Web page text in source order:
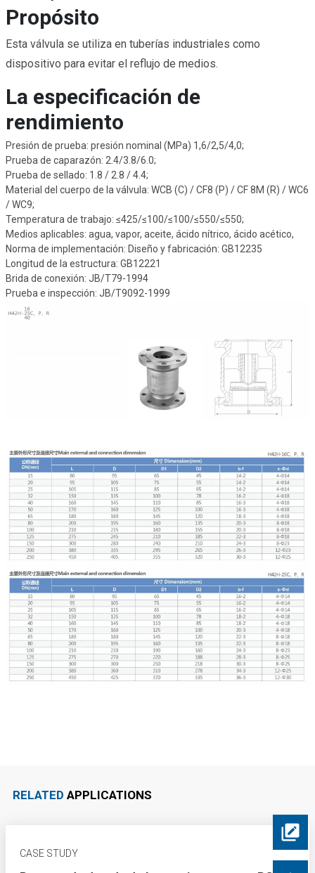
Propósito
Esta válvula se utiliza en tuberías industriales como
dispositivo para evitar el reflujo de medios.
La especificación de
rendimiento
Presión de prueba: presión nominal (MPa) 1,6/2,5/4,0;
Prueba de caparazón: 2.4/3.8/6.0;
Prueba de sellado: 1.8 / 2.8 / 4.4;
Material del cuerpo de la válvula: WCB (C) / CF8 (P) / CF 8M (R) / WC6
/ WC9;
Temperatura de trabajo: ≤425/≤100/≤100/≤550/≤550;
Medios aplicables: agua, vapor, aceite, ácido nítrico, ácido acético,
Norma de implementación: Diseño y fabricación: GB12235
Longitud de la estructura: GB12221
Brida de conexión: JB/T79-1994
Prueba e inspección: JB/T9092-1999
RELATED APPLICATIONS
CASE STUDY